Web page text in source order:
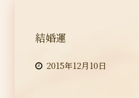
結婚運
2015年12月10日